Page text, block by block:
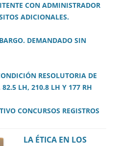
CON ADMINISTRADOR
ADICIONALES.
DEMANDADO SIN
RESOLUTORIA DE
82.5 LH, 210.8 LH Y 177 RH
CONCURSOS REGISTROS
LA ÉTICA EN LOS